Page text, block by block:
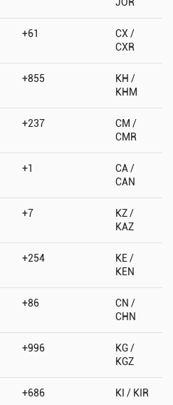
+61
CX /
CXR
+855
KH /
KHM
+237
CM /
CMR
+1
CA /
CAN
+7
KZ /
KAZ
+254
KE /
KEN
+86
CN /
CHN
+996
KG /
KGZ
+686 KI / KIR